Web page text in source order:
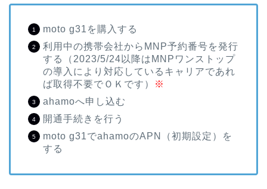
moto g31を購入する
利用中の携帯会社からMNP予約番号を発行
する（2023/5/24以降はMNPワンストップ
の導入により対応しているキャリアであれ
ば取得不要でＯＫです）
※
ahamoへ申し込む
開通手続きを行う
moto g31でahamoのAPN（初期設定）を
する